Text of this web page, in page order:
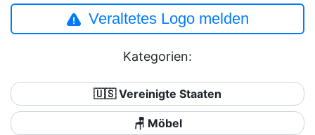
Veraltetes Logo melden
Kategorien:
🇺🇸 Vereinigte Staaten
🪑 Möbel